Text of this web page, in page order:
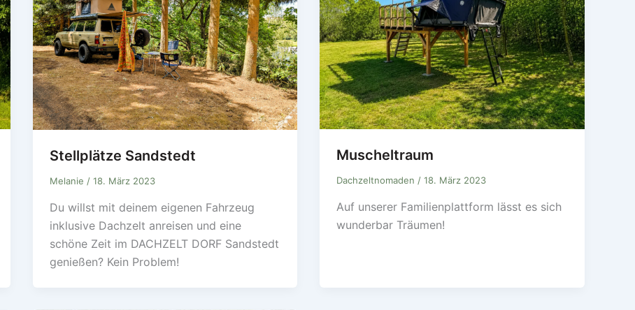
Stellplätze Sandstedt
Melanie / 18. März 2023
Du willst mit deinem eigenen Fahrzeug
inklusive Dachzelt anreisen und eine
schöne Zeit im DACHZELT DORF Sandstedt
genießen? Kein Problem!
Muscheltraum
Dachzeltnomaden /18. März 2023
Auf unserer Familienplattform lässt es sich
wunderbar Träumen!